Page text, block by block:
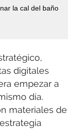
la cal del baño
digitales
empezar a
día.
materiales de